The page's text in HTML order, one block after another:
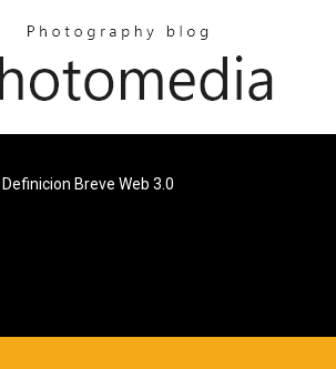
Definicion Breve Web 3.0